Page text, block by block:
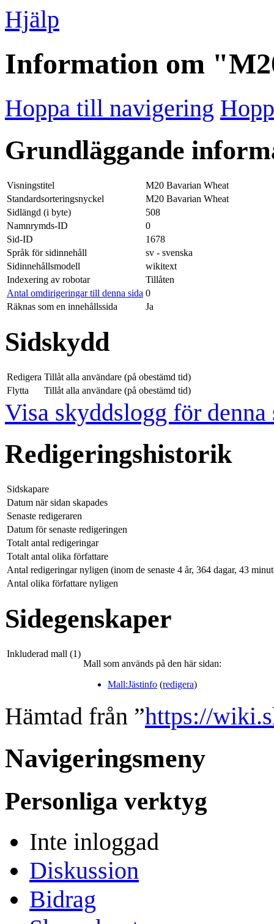
Hjälp
Information om
Hoppa till navigering
Grundläggande
Visningstitel
M20 Bavarian Wheat
Standardsorteringsnyckel
M20 Bavarian Wheat
Sidlängd (i byte)
508
Namnrymds-ID
0
Sid-ID
1678
Språk för sidinnehåll
sv - svenska
Sidinnehållsmodell
wikitext
Indexering av robotar
Tillåten
Antal omdirigeringar till denna sida 0
Räknas som en innehållssida
Ja
Sidskydd
Redigera Tillåt alla användare (på obestämd tid)
Flytta
Tillåt alla användare (på obestämd tid)
Visa skyddslogg för denna
Redigeringshistorik
Sidskapare
Datum när sidan skapades
Senaste redigeraren
Datum för senaste redigeringen
Totalt antal redigeringar
Totalt antal olika författare
Antal redigeringar nyligen (inom de senaste 4 år, 364 dagar, 43
Antal olika författare nyligen
Sidegenskaper
Inkluderad mall (1)
Mall som används på den här sidan:
Mall:Jästinfo (redigera)
Hämtad från ”https://
Navigeringsmeny
Personliga verktyg
Inte inloggad
Diskussion
Bidrag